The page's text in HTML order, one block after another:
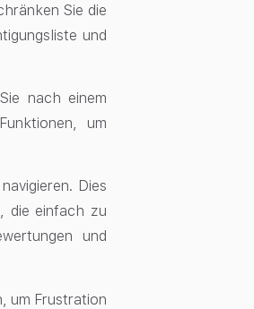
Sie die
und
nach einem
um
Dies
die einfach zu
und
um Frustration